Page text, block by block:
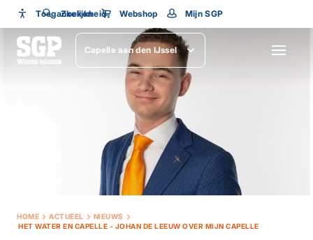
Toegankelijkheid
Toegankelijkheid
Lettergrootte
Zoeken Webshop Mijn SGP
Capelle aan den IJssel
HOME ACTUEEL
NIEUWS
HET WATER EN CAPELLE - JOHAN DE LEEUW OVER MIJN CAPELLE